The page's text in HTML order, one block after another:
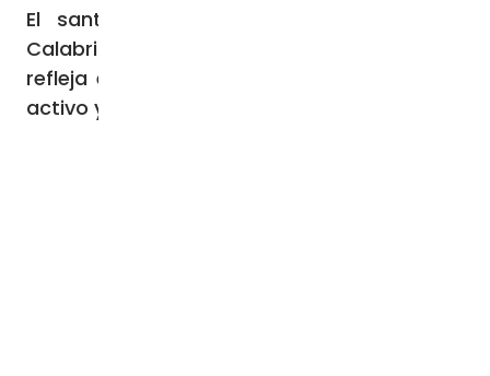
El santo es particularmente popular en
Calabria, y el culto que se le tributa hoy
refleja en buena medida el doble aspecto,
activo y contemplativo, de su vida.